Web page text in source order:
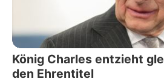
König Charles entzieht
den Ehrentitel